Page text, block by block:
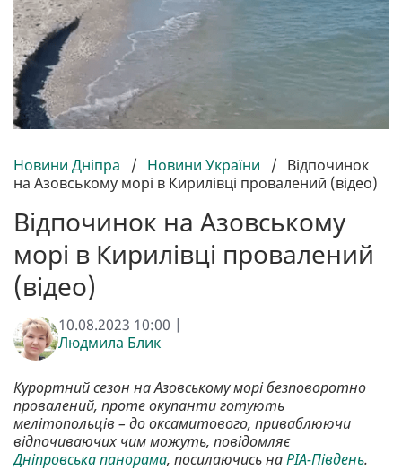
Новини Дніпра / Новини України / Відпочинок
на Азовському морі в Кирилівці провалений (відео)
Відпочинок на Азовському
морі в Кирилівці провалений
(відео)
10.08.2023 10:00 |
Людмила Блик
Курортний сезон на Азовському морі безповоротно
провалений, проте окупанти готують
мелітопольців – до оксамитового, приваблюючи
відпочиваючих чим можуть, повідомляє
Дніпровська панорама, посилаючись наРІА-Південь.